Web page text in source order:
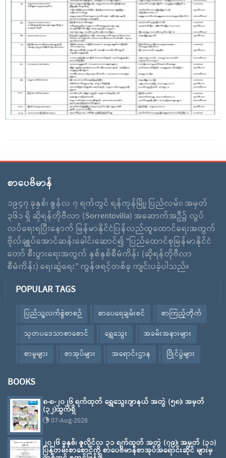
စာပေဗိမာန်
၁၉၄၇ ခုနှစ်၊ ဇွန်လ ၇ ရက်တွင် ရန်ကုန်မြို့၊ ပြည်လမ်း၊ အမှတ်
၃၆၁ ရှိ ဆိုရန်တိုဗီလာ (Sorrentovilla) အဆောက်အဦ၌ လွပ်
လပ်ရေးရပြီးနောက် မြန်မာနိုင်ငံပြန်လည်ထူထောင်ရေးအတွက်
ဗိုလ်ချူပ်အောင်ဆန်းခေါင်းဆောင်၍ “ပြည်ထောင်စုမြန်မာနိုင်ငံ
တော် စီးပွားရေးအတွက် နှစ်နှစ်စီမံကိန်း (ဆိုရန်တိုဗီလာ
စီမံကိန်း) ရေးဆွဲရေး” ကွန်ဖရင့်တစ်ခု ကျင်းပခဲ့ပါသည်။
POPULAR TAGS
ပြည်သူ့လက်စွဲစာစဉ် စာပေရေချမ်းစင်
စာကြည့်တိုက်
သုတပဒေသာစာစောင်
ရွှေသွေး
အခမ်းအနားများ
စာမူများ
စာအုပ်များ အရောင်းဌာန ပြိုင်ပွဲများ
BOOKS
၈-၈-၂၀၂၆ ရက်ထုတ် ရွှေသွေးဂျာနယ် အတွဲ (၅၈)၊ အမှတ်
(၃၂)ထွက်ရှိ
07-Aug-2026
၂၀၂၆ ခုနှစ်၊ ဇူလိုင်လ ၃၁ ရက်ထုတ် အတွဲ (၇၉)၊ အမှတ် (၃၁)
ပြန်တမ်းစာစောင်ကို စာပေဗိမာန်စာအုပ်အရောင်းဆိုင် များမှ